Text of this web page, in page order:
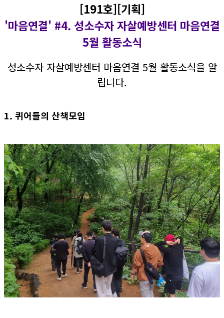
[191호][기획]
'마음연결' #4. 성소수자 자살예방센터 마음연결
5월 활동소식
성소수자 자살예방센터 마음연결 5월 활동소식을 알
립니다.
1. 퀴어들의 산책모임